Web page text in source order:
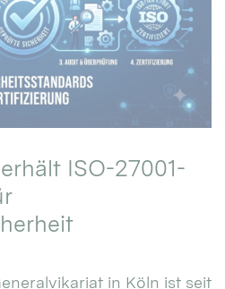
ISO-27001-
in Köln ist seit